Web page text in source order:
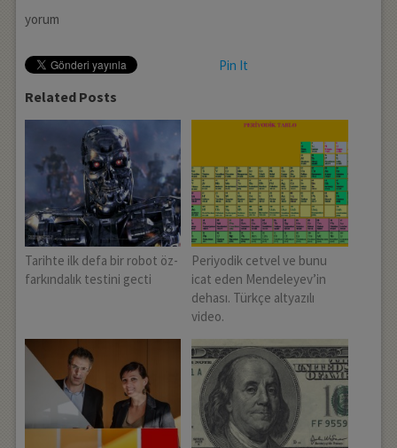
yorum
Pin It
Related Posts
Tarihte ilk defa bir robot öz-
farkındalık testini gecti
Periyodik cetvel ve bunu
icat eden Mendeleyev’in
dehası. Türkçe altyazılı
video.